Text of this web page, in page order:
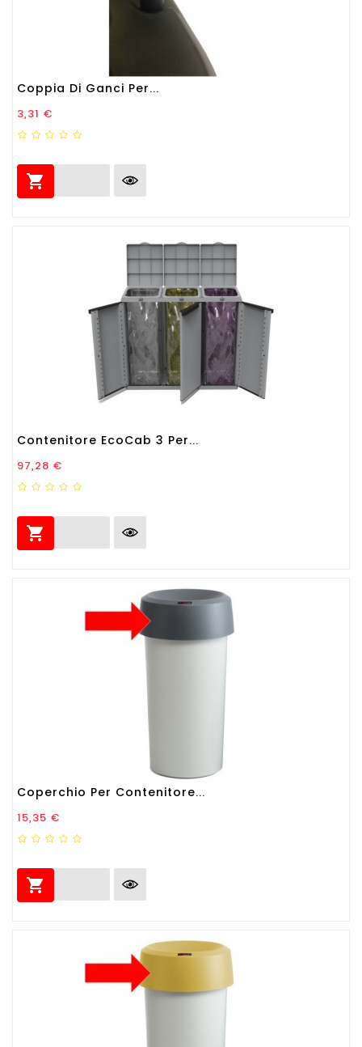
Coppia Di Ganci Per...
Prezzo
3,31 €

Contenitore EcoCab 3 Per...
Prezzo
97,28 €

Coperchio Per Contenitore...
Prezzo
15,35 €
